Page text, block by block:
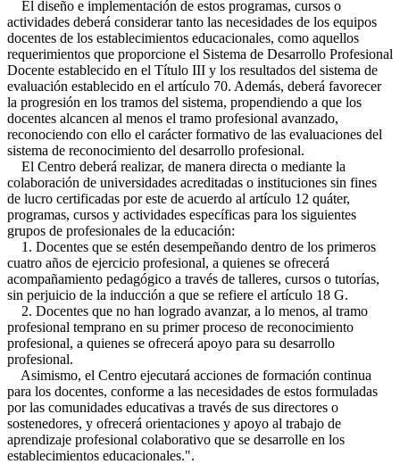
El diseño e implementación de estos programas, cursos o
actividades deberá considerar tanto las necesidades de los equipos
docentes de los establecimientos educacionales, como aquellos
requerimientos que proporcione el Sistema de Desarrollo Profesional
Docente establecido en el Título III y los resultados del sistema de
evaluación establecido en el artículo 70. Además, deberá favorecer
la progresión en los tramos del sistema, propendiendo a que los
docentes alcancen al menos el tramo profesional avanzado,
reconociendo con ello el carácter formativo de las evaluaciones del
sistema de reconocimiento del desarrollo profesional.
El Centro deberá realizar, de manera directa o mediante la
colaboración de universidades acreditadas o instituciones sin fines
de lucro certificadas por este de acuerdo al artículo 12 quáter,
programas, cursos y actividades específicas para los siguientes
grupos de profesionales de la educación:
1. Docentes que se estén desempeñando dentro de los primeros
cuatro años de ejercicio profesional, a quienes se ofrecerá
acompañamiento pedagógico a través de talleres, cursos o tutorías,
sin perjuicio de la inducción a que se refiere el artículo 18 G.
2. Docentes que no han logrado avanzar, a lo menos, al tramo
profesional temprano en su primer proceso de reconocimiento
profesional, a quienes se ofrecerá apoyo para su desarrollo
profesional.
Asimismo, el Centro ejecutará acciones de formación continua
para los docentes, conforme a las necesidades de estos formuladas
por las comunidades educativas a través de sus directores o
sostenedores, y ofrecerá orientaciones y apoyo al trabajo de
aprendizaje profesional colaborativo que se desarrolle en los
establecimientos educacionales.".